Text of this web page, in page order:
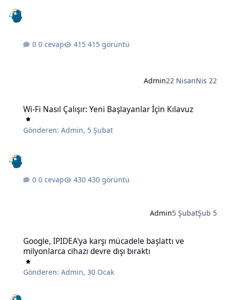
0 cevap 415 görüntü
Admin22 NisanNis 22
Wi-Fi Nasıl Çalışır: Yeni Başlayanlar İçin Kılavuz
Gönderen:Admin, 5 Şubat
0 cevap 430 görüntü
Admin5 ŞubatŞub 5
Google, IPIDEA'ya karşı mücadele başlattı ve
milyonlarca cihazı devre dışı bıraktı
Gönderen:Admin,30 Ocak